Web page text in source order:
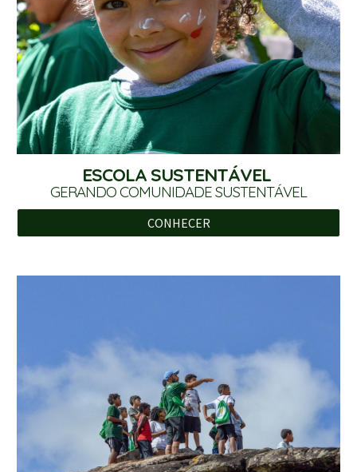
ESCOLA SUSTENTÁVEL
GERANDO COMUNIDADE SUSTENTÁVEL
CONHECER